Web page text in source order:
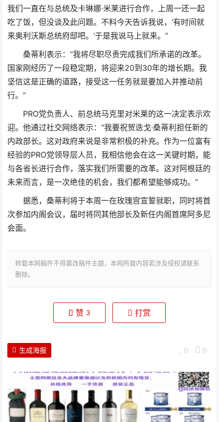
我们一直在与总统及卡琳娜·米莱进行合作，上周一还一起
吃了饭，但没谈及此问题。不料今天告诉我说，‘有时间就
来奥利沃斯总统府邸吧。’于是我说马上就来。”
桑蒂利表示：“我将尽职尽责完成我们所承诺的改革。
国家刚经历了一段稳定期，将迎来20到30年的增长期。我
坚信这是正确的道路，接受这一任务就是要加入并推动前
行。”
PRO党负责人、前总统马克里对米莱的这一决定表示欢
迎。他通过社交网络表示：“我要祝贺迭戈·桑蒂利担任新的
内政部长。这对政府来说是非常积极的补充。作为一位富有
经验的PRO党领导层人员，我相信他会在这一关键时期，能
与各省长进行合作，落实我们所需要的改革。这对阿根廷的
未来而言，是一次绝佳的机会，我们都希望能够成功。”
据悉，桑蒂利将于本周一在玫瑰宫宣誓就职，同时将首
次参加内阁会议，届时将同其他部长及新任内阁首席阿多尼
会面。
转载本网稿件不得篡改稿件主题，本网所载内容若涉及侵权请联系
删除。
赞 3 打赏
0 0
生成海报